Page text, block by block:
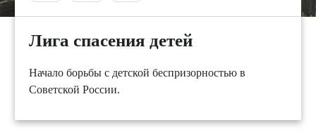
Лига спасения детей
Начало борьбы с детской беспризорностью в
Советской России.